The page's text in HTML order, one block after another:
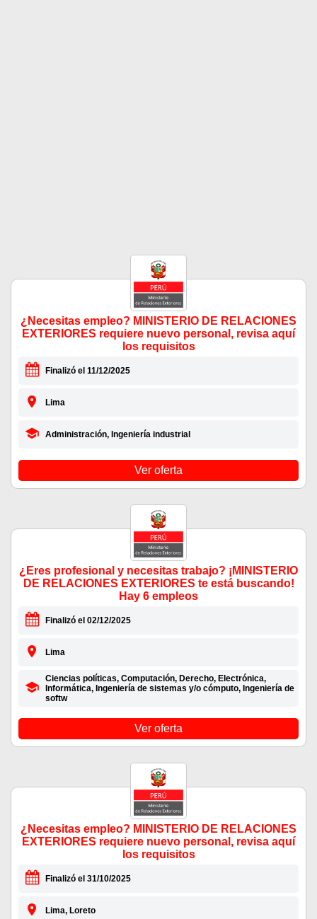
¿Necesitas empleo? MINISTERIO DE RELACIONES
EXTERIORES requiere nuevo personal, revisa aquí
los requisitos
Finalizó el 11/12/2025
Lima
Administración, Ingeniería industrial
Ver oferta
¿Eres profesional y necesitas trabajo? ¡MINISTERIO
DE RELACIONES EXTERIORES te está buscando!
Hay 6 empleos
Finalizó el 02/12/2025
Lima
Ciencias políticas, Computación, Derecho, Electrónica,
Informática, Ingeniería de sistemas y/o cómputo, Ingeniería de
softw
Ver oferta
¿Necesitas empleo? MINISTERIO DE RELACIONES
EXTERIORES requiere nuevo personal, revisa aquí
los requisitos
Finalizó el 31/10/2025
Lima, Loreto